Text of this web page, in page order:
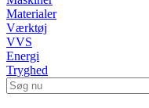
Materialer
Værktøj
VVS
Energi
Tryghed